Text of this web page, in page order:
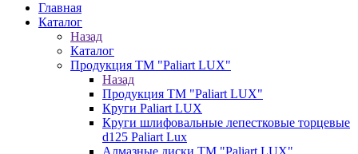
Главная
Каталог
Назад
Каталог
Продукция ТМ "Paliart LUX"
Назад
Продукция ТМ "Paliart LUX"
Круги Paliart LUX
Круги шлифовальные лепестковые торцевые
d125 Paliart Lux
Алмазные диски ТМ "Paliart LUX"